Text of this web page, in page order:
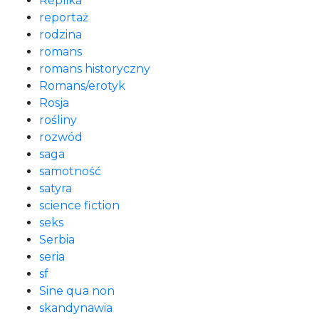
reportaż
rodzina
romans
romans historyczny
Romans/erotyk
Rosja
rośliny
rozwód
saga
samotność
satyra
science fiction
seks
Serbia
seria
sf
Sine qua non
skandynawia